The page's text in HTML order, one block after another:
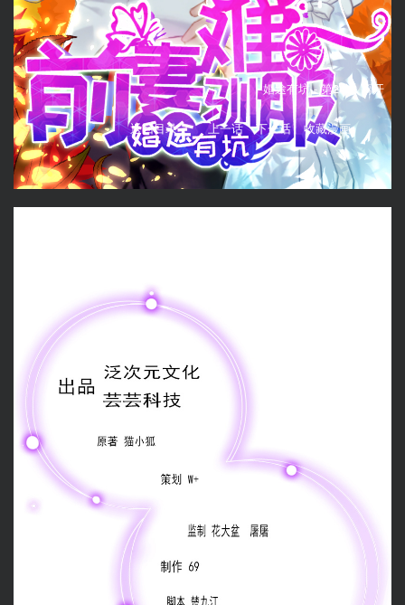
婚途有坑 - 第24话 离开
返回目录 上一话 下一话 收藏漫画